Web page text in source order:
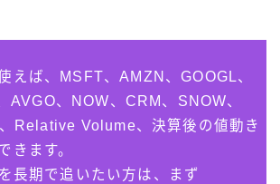
えば、MSFT、AMZN、GOOGL、
AVGO、NOW、CRM、SNOW、
Relative Volume、決算後の値動き
きます。
長期で追いたい方は、まず